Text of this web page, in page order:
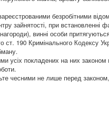
безробітними
зайнятості, при встановленні
винні особи
ст. 190 Кримінального Кодексу
усіх покладених на них законом
чесними не лише перед